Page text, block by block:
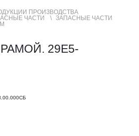
ПРОИЗВОДСТВА
ЧАСТИ
ЗАПАСНЫЕ ЧАСТИ
29Е5-